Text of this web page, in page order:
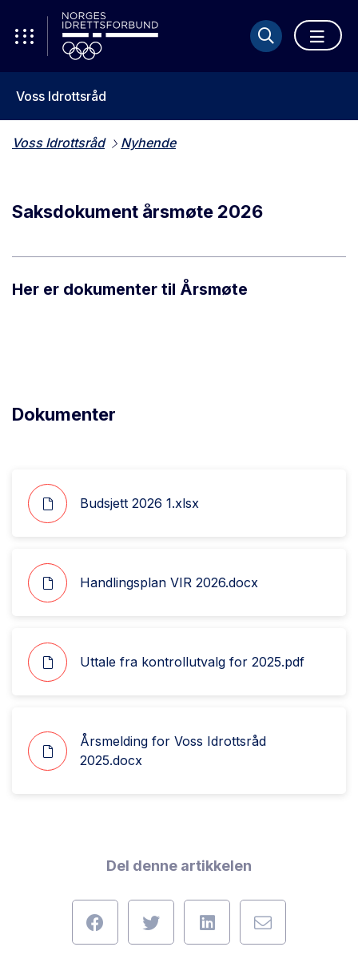
Voss Idrottsråd
Voss Idrottsråd Nyhende
Saksdokument årsmøte 2026
Her er dokumenter til Årsmøte
Dokumenter
Budsjett 2026 1.xlsx
Handlingsplan VIR 2026.docx
Uttale fra kontrollutvalg for 2025.pdf
Årsmelding for Voss Idrottsråd
2025.docx
Del denne artikkelen